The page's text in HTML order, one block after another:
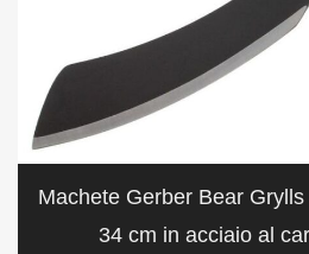
Machete Gerber Bear
34 cm in acciaio al